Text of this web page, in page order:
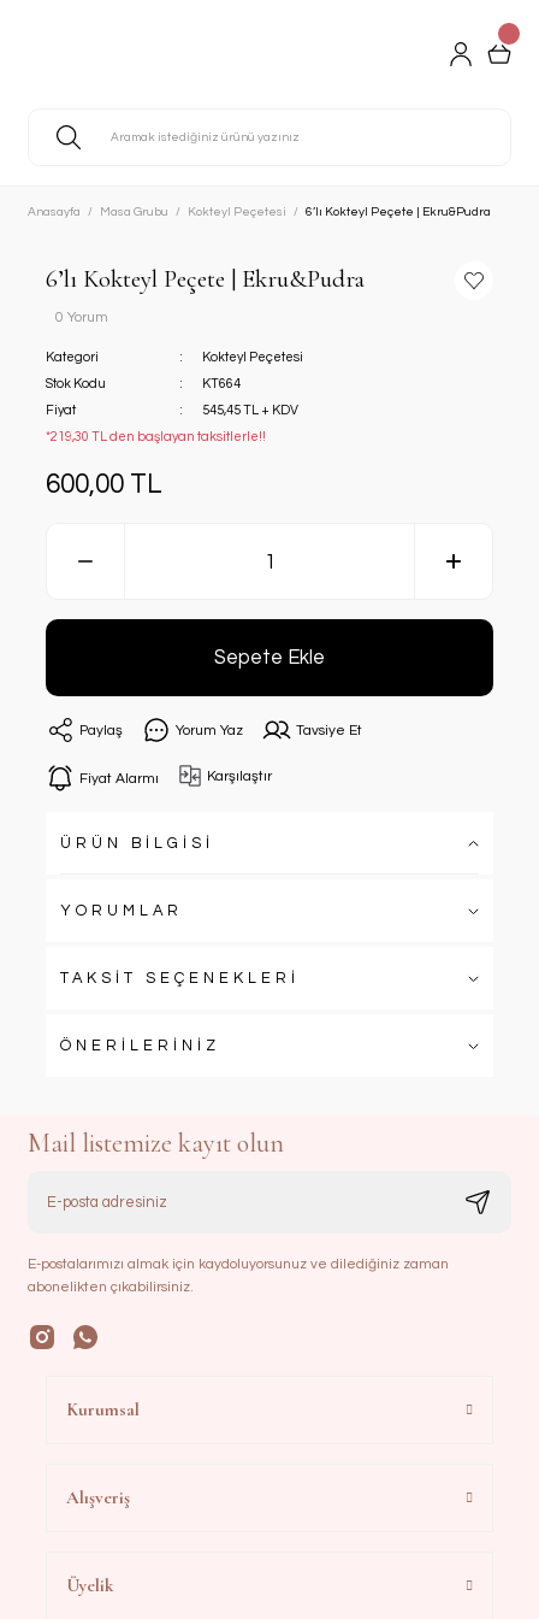
Anasayfa Masa Grubu Kokteyl Peçetesi 6’lı Kokteyl Peçete | Ekru&Pudra
6’lı Kokteyl Peçete | Ekru&Pudra
0 Yorum
Kategori
Kokteyl Peçetesi
Stok Kodu
KT664
Fiyat
545,45 TL + KDV
*219,30 TL den başlayan taksitlerle!!
600,00 TL
Sepete Ekle
Paylaş Yorum Yaz Tavsiye Et
Fiyat Alarmı Karşılaştır
ÜRÜN BİLGİSİ
YORUMLAR
TAKSİT SEÇENEKLERİ
ÖNERİLERİNİZ
Mail listemize kayıt olun
E-postalarımızı almak için kaydoluyorsunuz ve dilediğiniz zaman
abonelikten çıkabilirsiniz.
Kurumsal
Alışveriş
Üyelik